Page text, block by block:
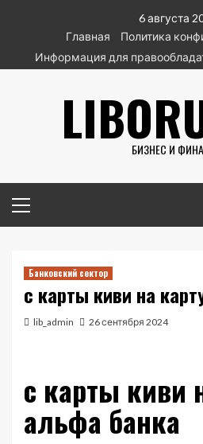
содержимому
6 августа
Главная
Политика
Информация для
БИЗНЕС И
меню
Банковский сектор
с карты киви на
lib_admin 26 сентября 2024
с карты киви
альфа банка